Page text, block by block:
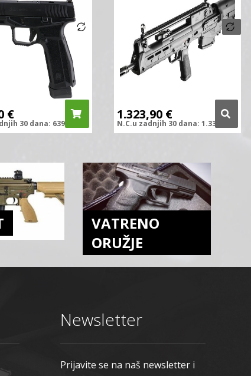
€
30 dana: 639,00
1.323,90 €
N.C.u zadnjih 30 dana: 1.339,66
VATRENO
ORUŽJE
Newsletter
Prijavite se na naš newsletter i